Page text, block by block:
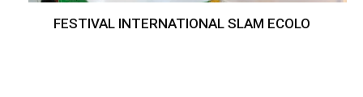
FESTIVAL INTERNATIONAL SLAM ECOLO